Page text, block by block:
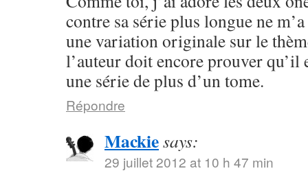
contre sa série plus longue ne
une variation originale sur le
l’auteur doit encore prouver qu’il
une série de plus d’un tome.
Répondre
Mackiesays:
29 juillet 2012 at 10 h 47 min